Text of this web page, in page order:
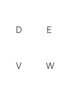
D E
V W